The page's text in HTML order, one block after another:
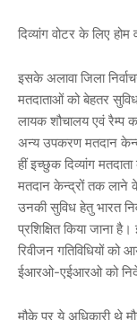
दिव्यांग वोटर के लिए होम
इसके अलावा जिला
मतदाताओं को बेहतर
लायक शौचालय एवं रैम्प
अन्य उपकरण मतदान
हीं इच्छुक दिव्यांग
मतदान केन्द्रों तक लाने
उनकी सुविध हेतु भारत
प्रशिक्षित किया जाना
रिवीजन गतिविधियों
ईआरओ-एईआरओ को
मौके पर ये अधिकारी थे